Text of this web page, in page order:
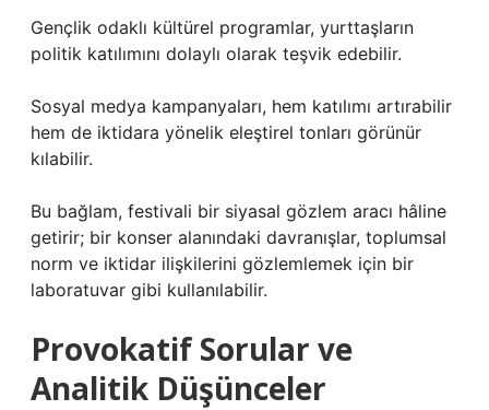
Gençlik odaklı kültürel programlar, yurttaşların
politik katılımını dolaylı olarak teşvik edebilir.
Sosyal medya kampanyaları, hem katılımı artırabilir
hem de iktidara yönelik eleştirel tonları görünür
kılabilir.
Bu bağlam, festivali bir siyasal gözlem aracı hâline
getirir; bir konser alanındaki davranışlar, toplumsal
norm ve iktidar ilişkilerini gözlemlemek için bir
laboratuvar gibi kullanılabilir.
Provokatif Sorular ve
Analitik Düşünceler